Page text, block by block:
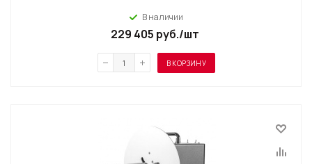
В наличии
229 405 руб./шт
В КОРЗИНУ